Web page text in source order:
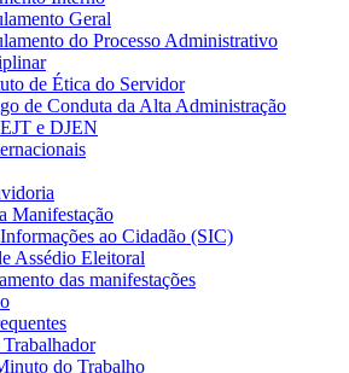
Geral
do Processo Administrativo
de Ética do Servidor
de Conduta da Alta Administração
e DJEN
Manifestação
ao Cidadão (SIC)
Assédio Eleitoral
das manifestações
do Trabalho